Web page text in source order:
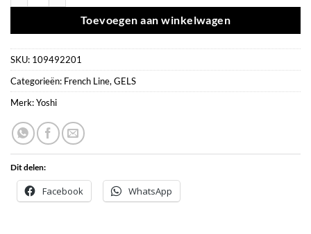
Toevoegen aan winkelwagen
SKU: 109492201
Categorieën: French Line, GELS
Merk:Yoshi
Dit delen:
Facebook WhatsApp